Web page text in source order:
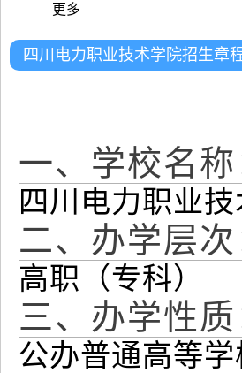
更多
四川电力职业技术学院招生章
一、学校名称
四川电力职业
二、办学层次
高职（专科）
三、办学性质
公办普通高等